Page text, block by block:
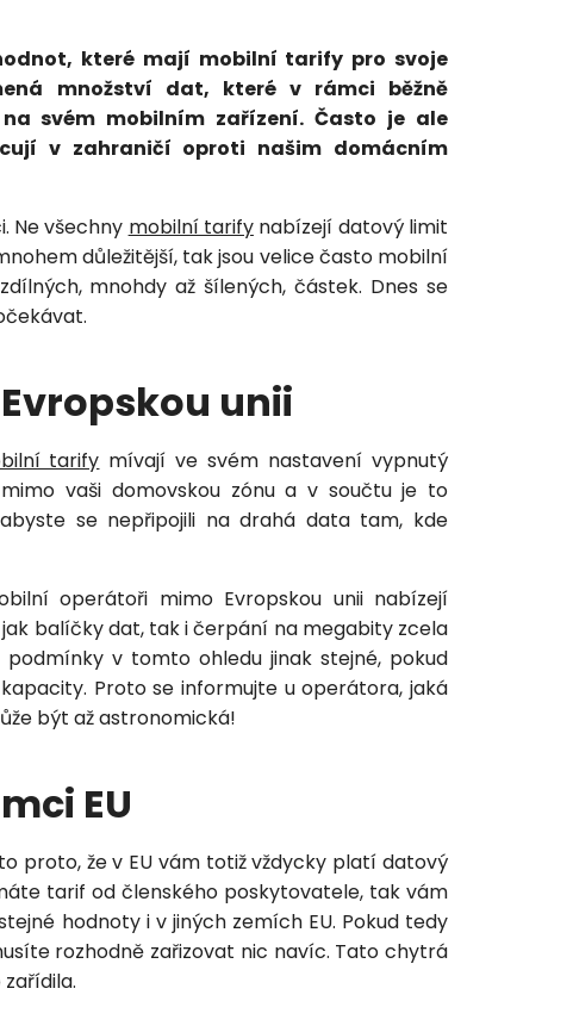
které mají mobilní tarify pro svoje
množství dat, které v rámci běžně
svém mobilním zařízení. Často je ale
v zahraničí oproti našim domácním
Ne všechny mobilní tarifynabízejí datový limit
důležitější, tak jsou velice často mobilní
mnohdy až šílených, částek. Dnes se
unii
tarify mívají ve svém nastavení vypnutý
vaši domovskou zónu a v součtu je to
se nepřipojili na drahá data tam, kde
operátoři mimo Evropskou unii nabízejí
balíčky dat, tak i čerpání na megabity zcela
podmínky v tomto ohledu jinak stejné, pokud
Proto se informujte u operátora, jaká
být až astronomická!
EU
proto, že v EU vám totiž vždycky platí datový
tarif od členského poskytovatele, tak vám
hodnoty i v jiných zemích EU. Pokud tedy
rozhodně zařizovat nic navíc. Tato chytrá
údajů souhlasíte
osobních údajů.